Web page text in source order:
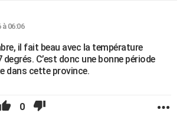
06:06
il fait beau avec la température
C’est donc une bonne période
dans cette province.
0